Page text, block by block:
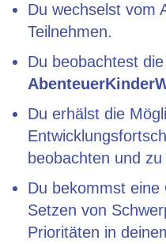
Du wechselst vom
Teilnehmen.
Du beobachtest
Du erhälst die
beobachten und
Du bekommst
Setzen von
Prioritäten in